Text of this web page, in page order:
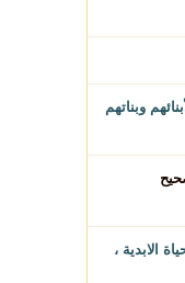
وبناتهم
الابدية ،